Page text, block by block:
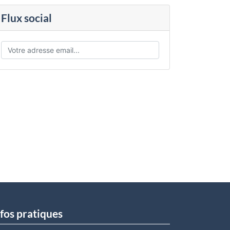
Flux social
pratiques